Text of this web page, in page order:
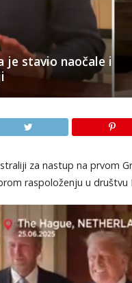
je stavio naočale i
za nastup na prvom
raspoloženju u društvu